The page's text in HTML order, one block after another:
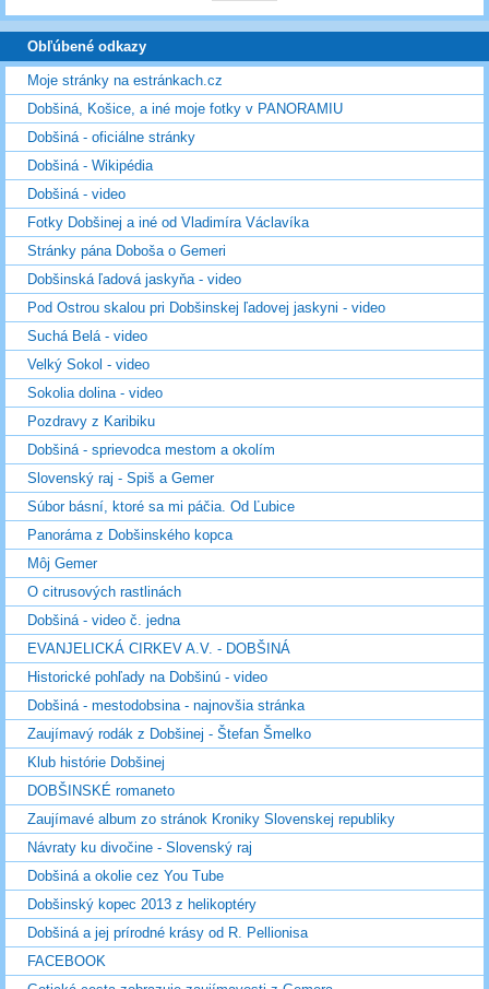
Obľúbené odkazy
Moje stránky na estránkach.cz
Dobšiná, Košice, a iné moje fotky v PANORAMIU
Dobšiná - oficiálne stránky
Dobšiná - Wikipédia
Dobšiná - video
Fotky Dobšinej a iné od Vladimíra Václavíka
Stránky pána Doboša o Gemeri
Dobšinská ľadová jaskyňa - video
Pod Ostrou skalou pri Dobšinskej ľadovej jaskyni - video
Suchá Belá - video
Velký Sokol - video
Sokolia dolina - video
Pozdravy z Karibiku
Dobšiná - sprievodca mestom a okolím
Slovenský raj - Spiš a Gemer
Súbor básní, ktoré sa mi páčia. Od Ľubice
Panoráma z Dobšinského kopca
Môj Gemer
O citrusových rastlinách
Dobšiná - video č. jedna
EVANJELICKÁ CIRKEV A.V. - DOBŠINÁ
Historické pohľady na Dobšinú - video
Dobšiná - mestodobsina - najnovšia stránka
Zaujímavý rodák z Dobšinej - Štefan Šmelko
Klub histórie Dobšinej
DOBŠINSKÉ romaneto
Zaujímavé album zo stránok Kroniky Slovenskej republiky
Návraty ku divočine - Slovenský raj
Dobšiná a okolie cez You Tube
Dobšinský kopec 2013 z helikoptéry
Dobšiná a jej prírodné krásy od R. Pellionisa
FACEBOOK